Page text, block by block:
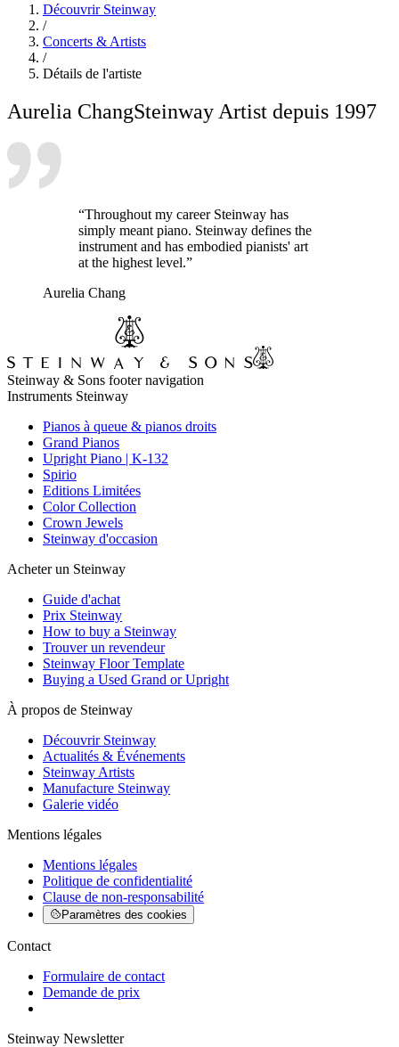
Découvrir Steinway
/
Concerts & Artists
/
Détails de l'artiste
Aurelia ChangSteinway Artist depuis 1997
“Throughout my career Steinway has
simply meant piano. Steinway defines the
instrument and has embodied pianists' art
at the highest level.”
Aurelia Chang
Steinway & Sons footer navigation
Instruments Steinway
Pianos à queue & pianos droits
Grand Pianos
Upright Piano | K-132
Spirio
Editions Limitées
Color Collection
Crown Jewels
Steinway d'occasion
Acheter un Steinway
Guide d'achat
Prix Steinway
How to buy a Steinway
Trouver un revendeur
Steinway Floor Template
Buying a Used Grand or Upright
À propos de Steinway
Découvrir Steinway
Actualités & Événements
Steinway Artists
Manufacture Steinway
Galerie vidéo
Mentions légales
Mentions légales
Politique de confidentialité
Clause de non-responsabilité
Paramètres des cookies
Contact
Formulaire de contact
Demande de prix
Steinway Newsletter